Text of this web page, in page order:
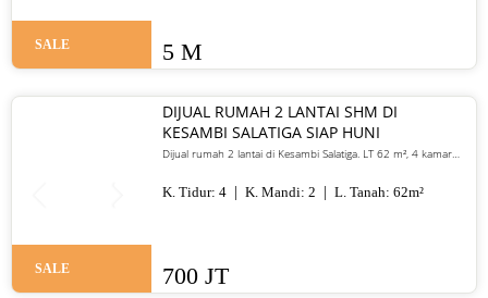
SALE 5 M
SALE
DIJUAL RUMAH 2 LANTAI SHM DI
KESAMBI SALATIGA SIAP HUNI
Dijual rumah 2 lantai di Kesambi Salatiga. LT 62 m², 4 kamar
K. Tidur: 4 K. Mandi: 2 L. Tanah: 62m²
700 JT